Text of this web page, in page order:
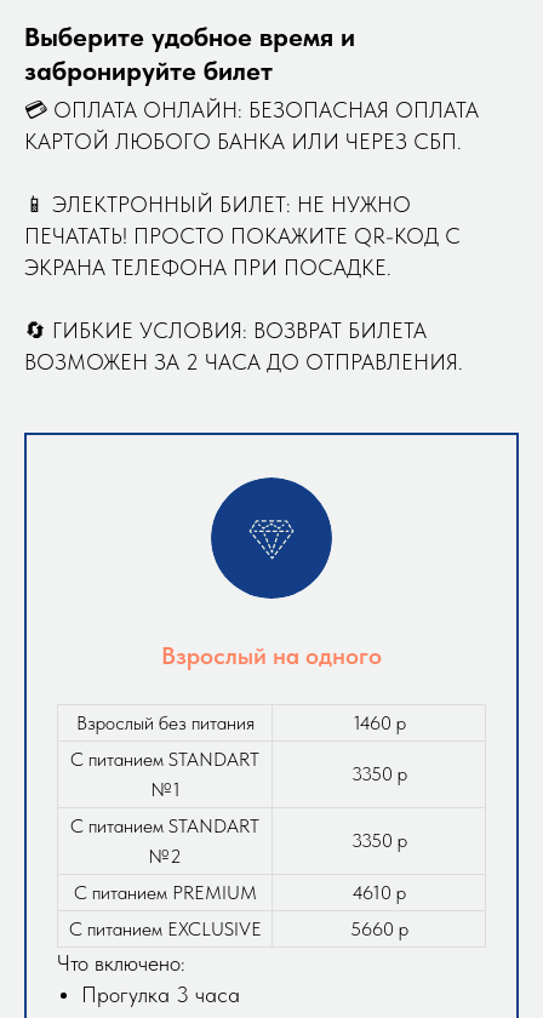
Выберите удобное время и
забронируйте билет
💳 ОПЛАТА ОНЛАЙН: БЕЗОПАСНАЯ ОПЛАТА
КАРТОЙ ЛЮБОГО БАНКА ИЛИ ЧЕРЕЗ СБП.
📱 ЭЛЕКТРОННЫЙ БИЛЕТ: НЕ НУЖНО
ПЕЧАТАТЬ! ПРОСТО ПОКАЖИТЕ QR-КОД С
ЭКРАНА ТЕЛЕФОНА ПРИ ПОСАДКЕ.
🔄 ГИБКИЕ УСЛОВИЯ: ВОЗВРАТ БИЛЕТА
ВОЗМОЖЕН ЗА 2 ЧАСА ДО ОТПРАВЛЕНИЯ.
Взрослый на одного
Взрослый без питания
1460 р
С питанием STANDART
№1
3350 р
С питанием STANDART
№2
3350 р
С питанием PREMIUM
4610 р
С питанием EXCLUSIVE
5660 р
Что включено:
Прогулка 3 часа